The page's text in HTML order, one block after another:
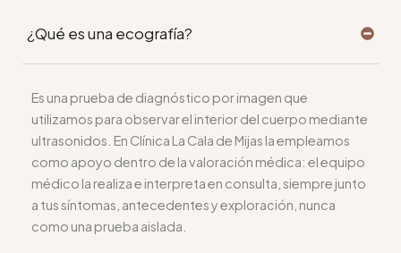
¿Qué es una ecografía?
Es una prueba de diagnóstico por imagen que
utilizamos para observar el interior del cuerpo mediante
ultrasonidos. En Clínica La Cala de Mijas la empleamos
como apoyo dentro de la valoración médica: el equipo
médico la realiza e interpreta en consulta, siempre junto
a tus síntomas, antecedentes y exploración, nunca
como una prueba aislada.